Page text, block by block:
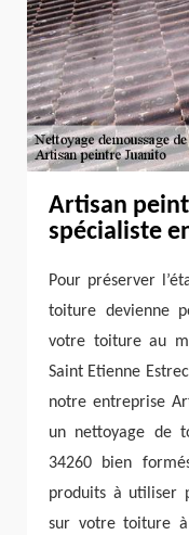
Artisan
spécialiste
Pour préserver
toiture devienne
votre toiture au
Saint Etienne
notre entreprise
un nettoyage de
34260 bien
produits à utiliser
sur votre toiture à